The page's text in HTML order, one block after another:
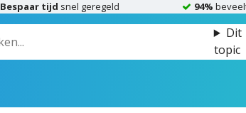
Bespaar tijd snel geregeld 94%
Dit
topic